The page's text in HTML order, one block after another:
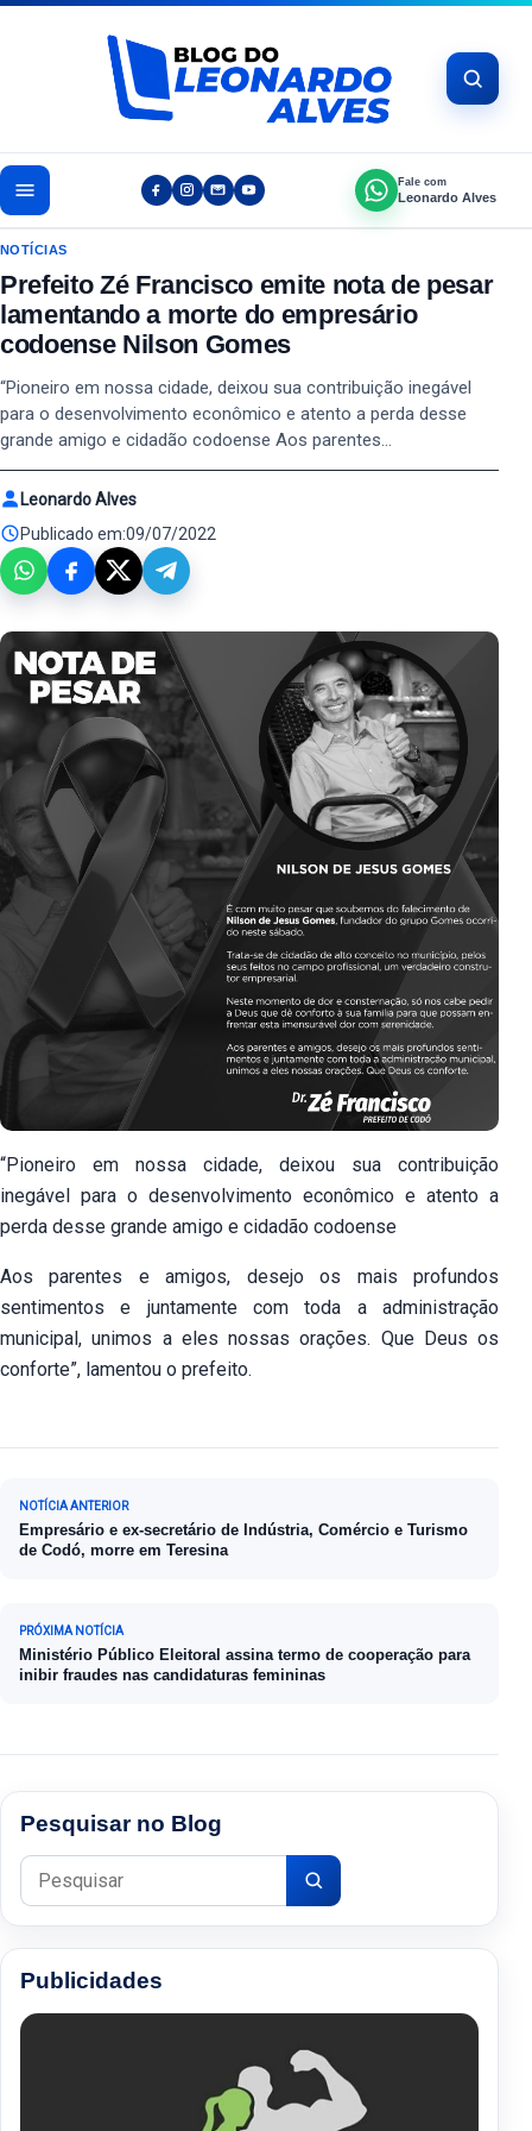
Pular para o conteúdo
Fale com
Leonardo Alves
NOTÍCIAS
Prefeito Zé Francisco emite nota de pesar
lamentando a morte do empresário
codoense Nilson Gomes
“Pioneiro em nossa cidade, deixou sua contribuição inegável
para o desenvolvimento econômico e atento a perda desse
grande amigo e cidadão codoense Aos parentes…
Leonardo Alves
Publicado em:09/07/2022
“Pioneiro em nossa cidade, deixou sua contribuição
inegável para o desenvolvimento econômico e atento a
perda desse grande amigo e cidadão codoense
Aos parentes e amigos, desejo os mais profundos
sentimentos e juntamente com toda a administração
municipal, unimos a eles nossas orações. Que Deus os
conforte”, lamentou o prefeito.
Navegação de Post
NOTÍCIA ANTERIOR
Empresário e ex-secretário de Indústria, Comércio e Turismo
de Codó, morre em Teresina
PRÓXIMA NOTÍCIA
Ministério Público Eleitoral assina termo de cooperação para
inibir fraudes nas candidaturas femininas
Pesquisar no Blog
Pesquisar por:
Publicidades